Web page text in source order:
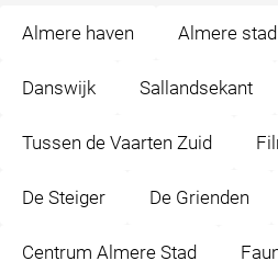
Almere haven Almere stad
Danswijk Sallandsekant
Tussen de Vaarten Zuid
De Steiger De Grienden
Centrum Almere Stad